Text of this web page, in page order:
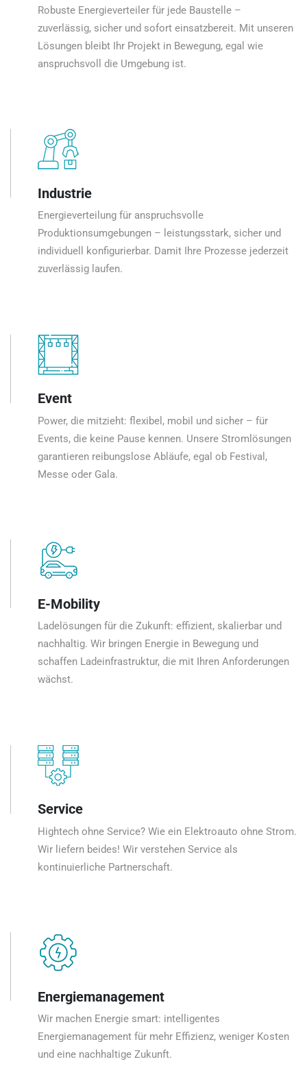
Robuste Energieverteiler für jede Baustelle –
zuverlässig, sicher und sofort einsatzbereit. Mit unseren
Lösungen bleibt Ihr Projekt in Bewegung, egal wie
anspruchsvoll die Umgebung ist.
Industrie
Energieverteilung für anspruchsvolle
Produktionsumgebungen – leistungsstark, sicher und
individuell konfigurierbar. Damit Ihre Prozesse jederzeit
zuverlässig laufen.
Event
Power, die mitzieht: flexibel, mobil und sicher – für
Events, die keine Pause kennen. Unsere Stromlösungen
garantieren reibungslose Abläufe, egal ob Festival,
Messe oder Gala.
E-Mobility
Ladelösungen für die Zukunft: effizient, skalierbar und
nachhaltig. Wir bringen Energie in Bewegung und
schaffen Ladeinfrastruktur, die mit Ihren Anforderungen
wächst.
Service
Hightech ohne Service? Wie ein Elektroauto ohne Strom.
Wir liefern beides! Wir verstehen Service als
kontinuierliche Partnerschaft.
Energiemanagement
Wir machen Energie smart: intelligentes
Energiemanagement für mehr Effizienz, weniger Kosten
und eine nachhaltige Zukunft.